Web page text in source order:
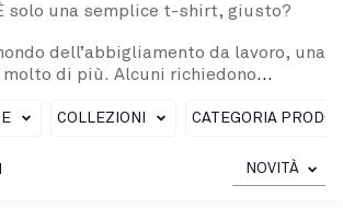
solo una semplice t-shirt, giusto?
dell’abbigliamento da lavoro, una
di più. Alcuni richiedono
alta visibilità o con
casual, con stampa 3D, scollo a V,
con un design funzionale.
COLLEZIONI CATEGORIA
NOVITÀ